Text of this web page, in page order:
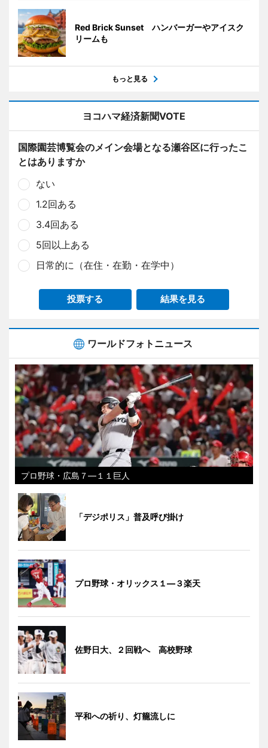
Red Brick Sunset ハンバーガーやアイスク
リームも
もっと見る
ヨコハマ経済新聞VOTE
国際園芸博覧会のメイン会場となる瀬谷区に行ったこ
とはありますか
ない
1.2回ある
3.4回ある
5回以上ある
日常的に（在住・在勤・在学中）
投票する 結果を見る
ワールドフォトニュース
プロ野球・広島７―１１巨人
「デジポリス」普及呼び掛け
プロ野球・オリックス１―３楽天
佐野日大、２回戦へ 高校野球
平和への祈り、灯籠流しに